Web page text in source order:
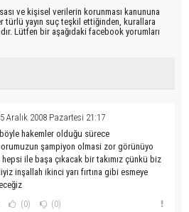
ve kişisel verilerin korunması kanununa
türlü yayın suç teşkil ettiğinden, kurallara
Lütfen bir aşağıdaki facebook yorumları
Aralık 2008 Pazartesi 21:17
hakemler olduğu sürece
şampiyon olmasi zor görünüyo
ile başa çıkacak bir takımız çünkü biz
inşallah ikinci yarı fırtına gibi esmeye
(0) (0)